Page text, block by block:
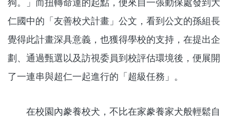
狗。」而扭轉命運的起點，便來自一張動保處發到大
仁國中的「友善校犬計畫」公文，看到公文的孫組長
覺得此計畫深具意義，也獲得學校的支持，在提出企
劃、通過甄選以及訪視委員到校評估環境後，便展開
了一連串與超仁一起進行的「超級任務」。
在校園內豢養校犬，不比在家豢養家犬般輕鬆自